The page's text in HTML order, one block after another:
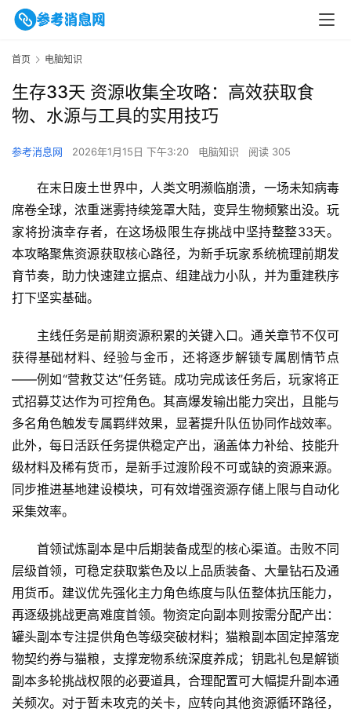
首页 电脑知识
生存33天 资源收集全攻略：高效获取食
物、水源与工具的实用技巧
参考消息网 2026年1月15日 下午3:20 电脑知识 阅读 305
在末日废土世界中，人类文明濒临崩溃，一场未知病毒
席卷全球，浓重迷雾持续笼罩大陆，变异生物频繁出没。玩
家将扮演幸存者，在这场极限生存挑战中坚持整整33天。
本攻略聚焦资源获取核心路径，为新手玩家系统梳理前期发
育节奏，助力快速建立据点、组建战力小队，并为重建秩序
打下坚实基础。
主线任务是前期资源积累的关键入口。通关章节不仅可
获得基础材料、经验与金币，还将逐步解锁专属剧情节点
——例如“营救艾达”任务链。成功完成该任务后，玩家将正
式招募艾达作为可控角色。其高爆发输出能力突出，且能与
多名角色触发专属羁绊效果，显著提升队伍协同作战效率。
此外，每日活跃任务提供稳定产出，涵盖体力补给、技能升
级材料及稀有货币，是新手过渡阶段不可或缺的资源来源。
同步推进基地建设模块，可有效增强资源存储上限与自动化
采集效率。
首领试炼副本是中后期装备成型的核心渠道。击败不同
层级首领，可稳定获取紫色及以上品质装备、大量钻石及通
用货币。建议优先强化主力角色练度与队伍整体抗压能力，
再逐级挑战更高难度首领。物资定向副本则按需分配产出：
罐头副本专注提供角色等级突破材料；猫粮副本固定掉落宠
物契约券与猫粮，支撑宠物系统深度养成；钥匙礼包是解锁
副本多轮挑战权限的必要道具，合理配置可大幅提升副本通
关频次。对于暂未攻克的关卡，应转向其他资源循环路径，